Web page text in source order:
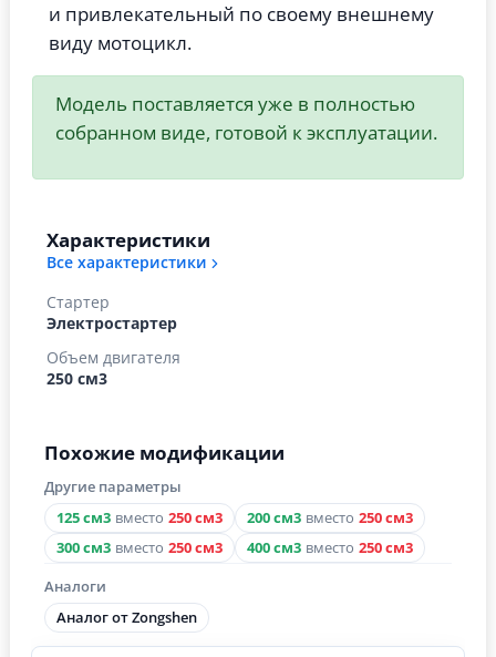
Похожие модификации
Другие параметры
125 см3 вместо 250 см3 200 см3 вместо 250 см3
300 см3 вместо 250 см3 400 см3 вместо 250 см3
Аналоги
Аналог от Zongshen
и привлекательный по своему внешнему
виду мотоцикл.
Модель поставляется уже в полностью
собранном виде, готовой к эксплуатации.
Характеристики
Все характеристики
Стартер
Электростартер
Объем двигателя
250 см3